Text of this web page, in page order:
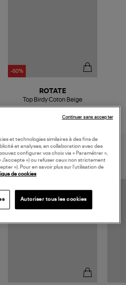
-60%
100,00 €
40,00 €
ROTATE
Top Birdy Coton Beige
MADE IN EUROPE
et technologies similaires à des fins de
et analyses, en collaboration avec des
configurer vos choix via « Paramétrer »,
J’accepte ») ou refuser ceux non strictement
»). Pour en savoir plus sur l’utilisation de
de cookies
Autoriser tous les cookies
Continuer sans accepter